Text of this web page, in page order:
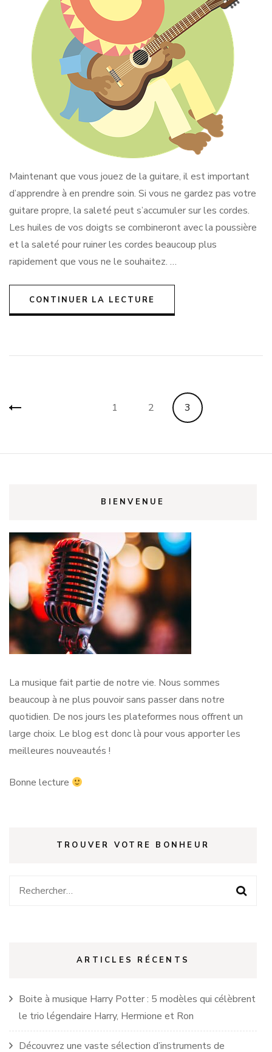
Maintenant que vous jouez de la guitare, il est important
d’apprendre à en prendre soin. Si vous ne gardez pas votre
guitare propre, la saleté peut s’accumuler sur les cordes.
Les huiles de vos doigts se combineront avec la poussière
et la saleté pour ruiner les cordes beaucoup plus
rapidement que vous ne le souhaitez. …
CONTINUER LA LECTURE
Pagination
Page
1 Page
2 Page
3
BIENVENUE
La musique fait partie de notre vie. Nous sommes
beaucoup à ne plus pouvoir sans passer dans notre
quotidien. De nos jours les plateformes nous offrent un
large choix. Le blog est donc là pour vous apporter les
meilleures nouveautés !
Bonne lecture
TROUVER VOTRE BONHEUR
Rechercher :
ARTICLES RÉCENTS
Boite à musique Harry Potter : 5 modèles qui célèbrent
le trio légendaire Harry, Hermione et Ron
Découvrez une vaste sélection d’instruments de